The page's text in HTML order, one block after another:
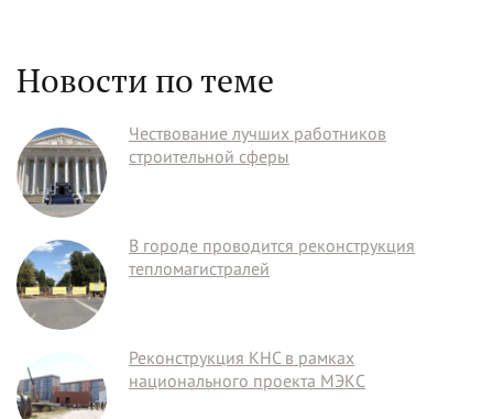
Новости по теме
Чествование лучших работников
строительной сферы
В городе проводится реконструкция
тепломагистралей
Реконструкция КНС в рамках
национального проекта МЭКС